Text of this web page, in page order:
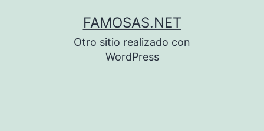
FAMOSAS.NET
Otro sitio realizado con
WordPress